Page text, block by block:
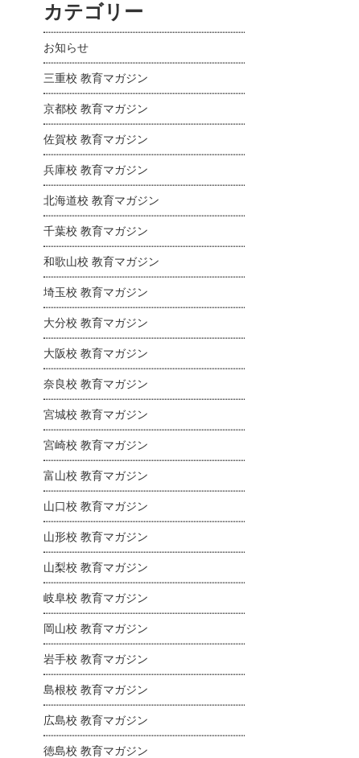
カテゴリー
お知らせ
三重校 教育マガジン
京都校 教育マガジン
佐賀校 教育マガジン
兵庫校 教育マガジン
北海道校 教育マガジン
千葉校 教育マガジン
和歌山校 教育マガジン
埼玉校 教育マガジン
大分校 教育マガジン
大阪校 教育マガジン
奈良校 教育マガジン
宮城校 教育マガジン
宮崎校 教育マガジン
富山校 教育マガジン
山口校 教育マガジン
山形校 教育マガジン
山梨校 教育マガジン
岐阜校 教育マガジン
岡山校 教育マガジン
岩手校 教育マガジン
島根校 教育マガジン
広島校 教育マガジン
徳島校 教育マガジン